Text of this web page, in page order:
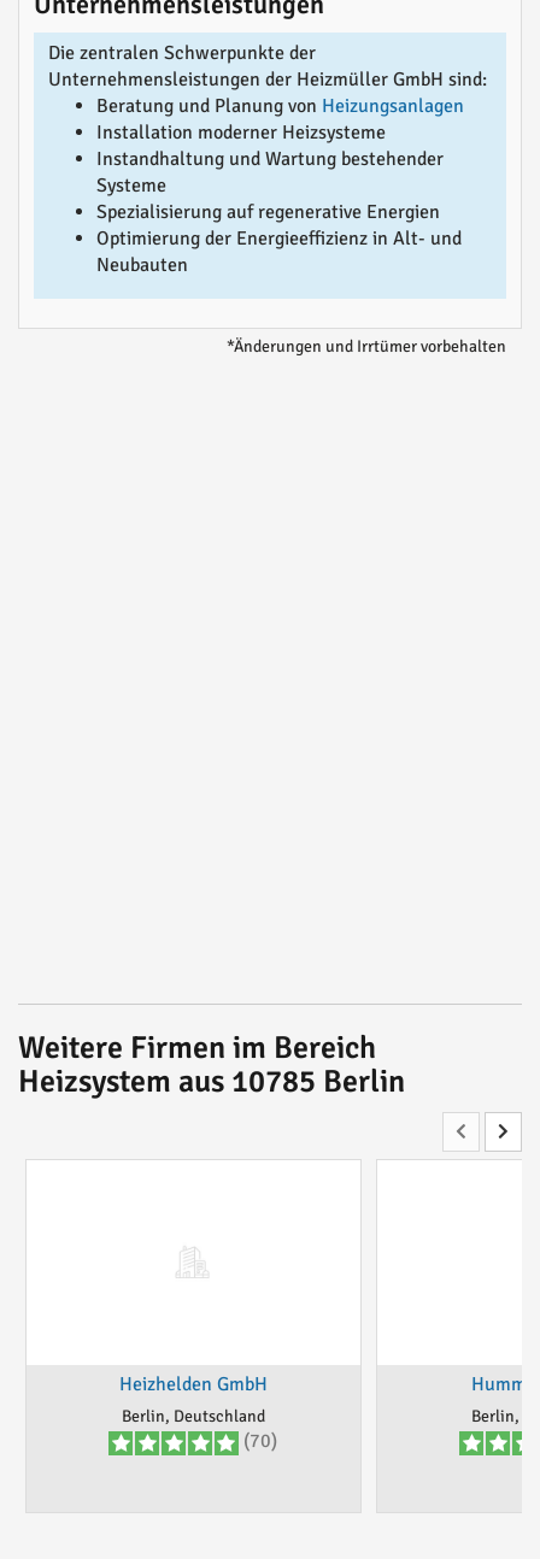
Die zentralen Schwerpunkte der
Unternehmensleistungen der Heizmüller GmbH sind:
Beratung und Planung von Heizungsanlagen
Installation moderner Heizsysteme
Instandhaltung und Wartung bestehender
Systeme
Spezialisierung auf regenerative Energien
Optimierung der Energieeffizienz in Alt- und
Neubauten
*Änderungen und Irrtümer vorbehalten
Weitere Firmen im Bereich
Heizsystem aus 10785 Berlin
Heizhelden GmbH
Berlin, Deutschland
(70)
Berlin,